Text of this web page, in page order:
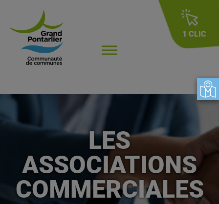
1 CLIC
LES
ASSOCIATIONS
COMMERCIALES